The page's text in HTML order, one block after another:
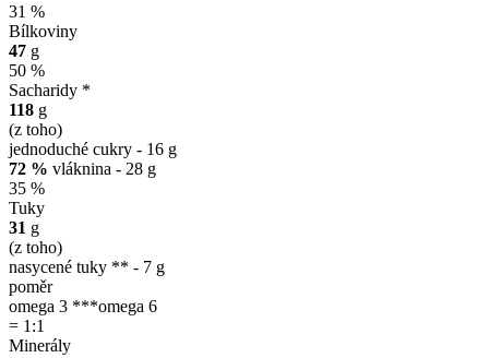
31 %
Bílkoviny
47 g
50 %
Sacharidy *
118 g
(z toho)
jednoduché cukry - 16 g
72 % vláknina - 28 g
35 %
Tuky
31 g
(z toho)
nasycené tuky ** - 7 g
poměr
omega 3 ***omega 6
= 1:1
Minerály